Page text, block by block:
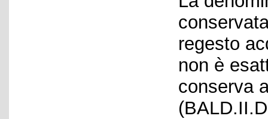
regesto
non è
conserva